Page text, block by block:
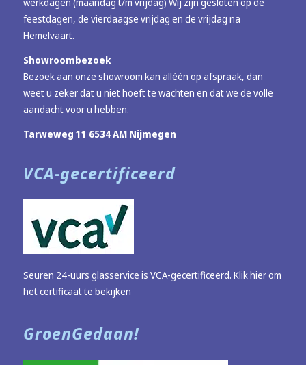
werkdagen (maandag t/m vrijdag) Wij zijn gesloten op de
feestdagen, de vierdaagse vrijdag en de vrijdag na
Hemelvaart.
Showroombezoek
Bezoek aan onze showroom kan alléén op afspraak, dan
weet u zeker dat u niet hoeft te wachten en dat we de volle
aandacht voor u hebben.
Tarweweg 11 6534 AM Nijmegen
VCA-gecertificeerd
Seuren 24-uurs glasservice is VCA-gecertificeerd. Klik hier om
het certificaat te bekijken
GroenGedaan!